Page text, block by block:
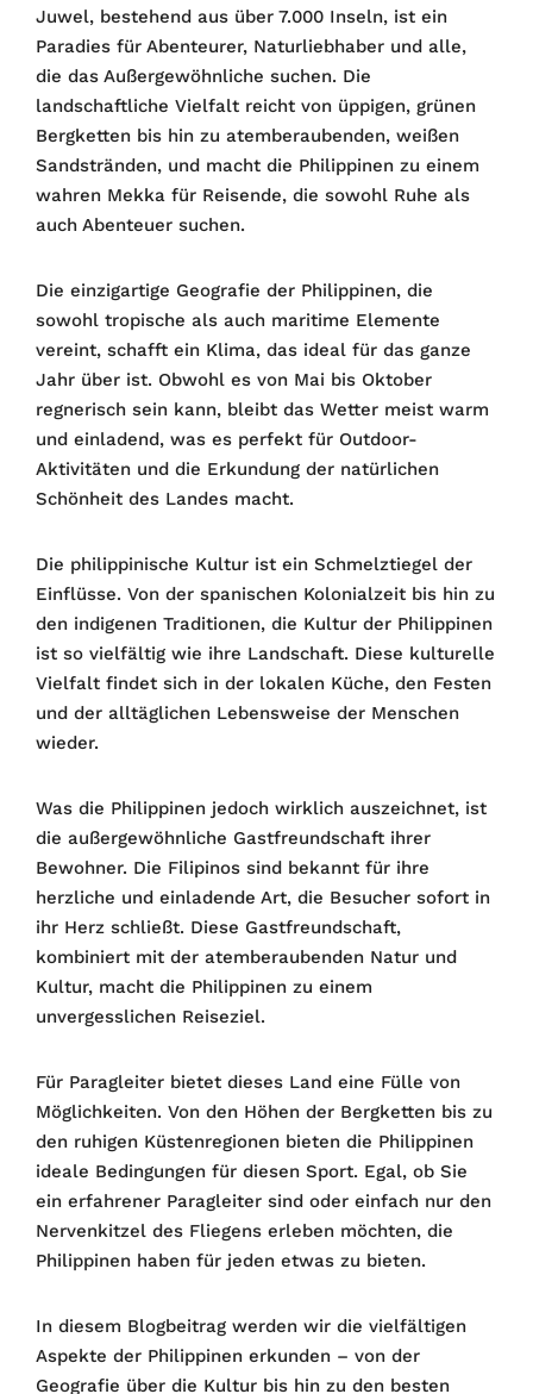
Juwel, bestehend aus über 7.000 Inseln, ist ein
Paradies für Abenteurer, Naturliebhaber und alle,
die das Außergewöhnliche suchen. Die
landschaftliche Vielfalt reicht von üppigen, grünen
Bergketten bis hin zu atemberaubenden, weißen
Sandstränden, und macht die Philippinen zu einem
wahren Mekka für Reisende, die sowohl Ruhe als
auch Abenteuer suchen.
Die einzigartige Geografie der Philippinen, die
sowohl tropische als auch maritime Elemente
vereint, schafft ein Klima, das ideal für das ganze
Jahr über ist. Obwohl es von Mai bis Oktober
regnerisch sein kann, bleibt das Wetter meist warm
und einladend, was es perfekt für Outdoor-
Aktivitäten und die Erkundung der natürlichen
Schönheit des Landes macht.
Die philippinische Kultur ist ein Schmelztiegel der
Einflüsse. Von der spanischen Kolonialzeit bis hin zu
den indigenen Traditionen, die Kultur der Philippinen
ist so vielfältig wie ihre Landschaft. Diese kulturelle
Vielfalt findet sich in der lokalen Küche, den Festen
und der alltäglichen Lebensweise der Menschen
wieder.
Was die Philippinen jedoch wirklich auszeichnet, ist
die außergewöhnliche Gastfreundschaft ihrer
Bewohner. Die Filipinos sind bekannt für ihre
herzliche und einladende Art, die Besucher sofort in
ihr Herz schließt. Diese Gastfreundschaft,
kombiniert mit der atemberaubenden Natur und
Kultur, macht die Philippinen zu einem
unvergesslichen Reiseziel.
Für Paragleiter bietet dieses Land eine Fülle von
Möglichkeiten. Von den Höhen der Bergketten bis zu
den ruhigen Küstenregionen bieten die Philippinen
ideale Bedingungen für diesen Sport. Egal, ob Sie
ein erfahrener Paragleiter sind oder einfach nur den
Nervenkitzel des Fliegens erleben möchten, die
Philippinen haben für jeden etwas zu bieten.
In diesem Blogbeitrag werden wir die vielfältigen
Aspekte der Philippinen erkunden – von der
Geografie über die Kultur bis hin zu den besten